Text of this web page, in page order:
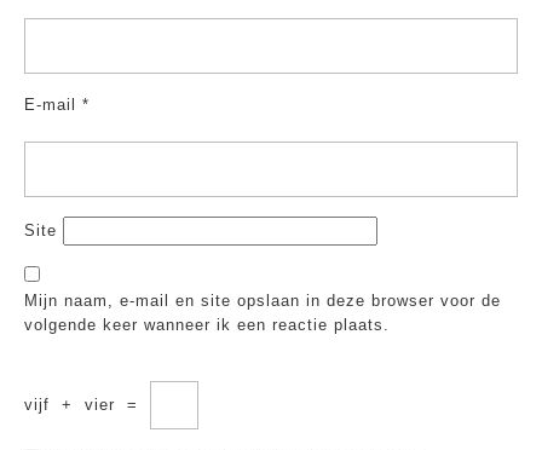
E-mail *
Site
Mijn naam, e-mail en site opslaan in deze browser voor de
volgende keer wanneer ik een reactie plaats.
vijf + vier =